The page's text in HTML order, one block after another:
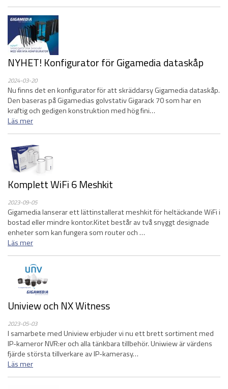
NYHET! Konfigurator för Gigamedia dataskåp
2024-03-20
Nu finns det en konfigurator för att skräddarsy Gigamedia dataskåp.
Den baseras på Gigamedias golvstativ Gigarack 70 som har en
kraftig och gedigen konstruktion med hög fini…
Läs mer
Komplett WiFi 6 Meshkit
2023-09-05
Gigamedia lanserar ett lättinstallerat meshkit för heltäckande WiFi i
bostad eller mindre kontor.Kitet består av två snyggt designade
enheter som kan fungera som router och …
Läs mer
Uniview och NX Witness
2023-05-03
I samarbete med Uniview erbjuder vi nu ett brett sortiment med
IP-kameror NVR:er och alla tänkbara tillbehör. Uniwiew är värdens
fjärde största tillverkare av IP-kamerasy…
Läs mer